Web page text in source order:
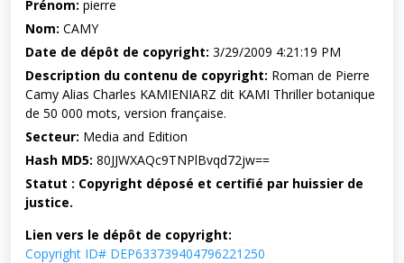
Prénom: pierre
Nom: CAMY
Date de dépôt de copyright: 3/29/2009 4:21:19 PM
Description du contenu de copyright: Roman de Pierre
Camy Alias Charles KAMIENIARZ dit KAMI Thriller botanique
de 50 000 mots, version française.
Secteur: Media and Edition
Hash MD5: 80JJWXAQc9TNPlBvqd72jw==
Statut : Copyright déposé et certifié par huissier de
justice.
Lien vers le dépôt de copyright:
Copyright ID# DEP633739404796221250